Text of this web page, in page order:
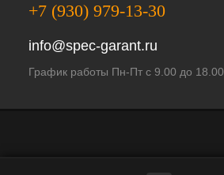
+7 (930) 979-13-30
info@spec-garant.ru
График работы Пн-Пт с 9.00 до 18.00